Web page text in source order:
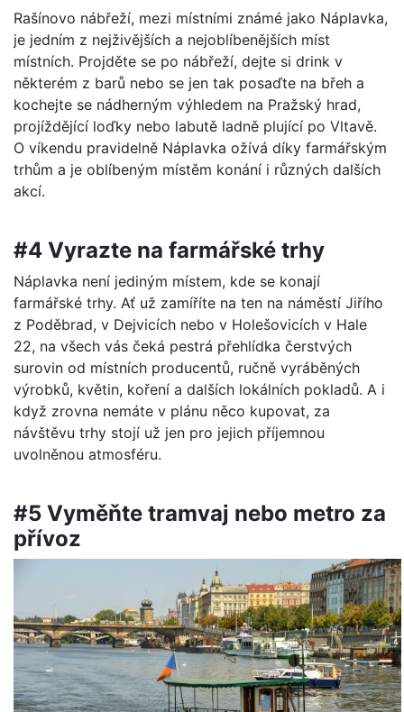
Rašínovo nábřeží, mezi místními známé jako Náplavka,
je jedním z nejživějších a nejoblíbenějších míst
místních. Projděte se po nábřeží, dejte si drink v
některém z barů nebo se jen tak posaďte na břeh a
kochejte se nádherným výhledem na Pražský hrad,
projíždějící loďky nebo labutě ladně plující po Vltavě.
O víkendu pravidelně Náplavka ožívá díky farmářským
trhům a je oblíbeným místěm konání i různých dalších
akcí.
#4 Vyrazte na farmářské trhy
Náplavka není jediným místem, kde se konají
farmářské trhy. Ať už zamíříte na ten na náměstí Jiřího
z Poděbrad, v Dejvicích nebo v Holešovicích v Hale
22, na všech vás čeká pestrá přehlídka čerstvých
surovin od místních producentů, ručně vyráběných
výrobků, květin, koření a dalších lokálních pokladů. A i
když zrovna nemáte v plánu něco kupovat, za
návštěvu trhy stojí už jen pro jejich příjemnou
uvolněnou atmosféru.
#5 Vyměňte tramvaj nebo metro za
přívoz